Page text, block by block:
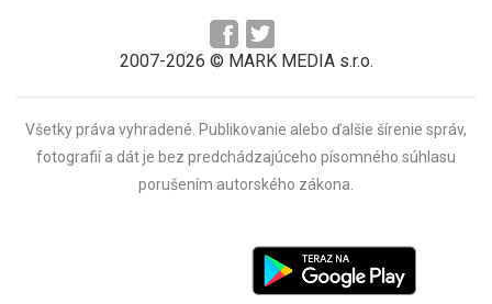
2007-2026 © MARK MEDIA s.r.o.
Všetky práva vyhradené. Publikovanie alebo ďalšie šírenie správ,
fotografií a dát je bez predchádzajúceho písomného súhlasu
porušením autorského zákona.